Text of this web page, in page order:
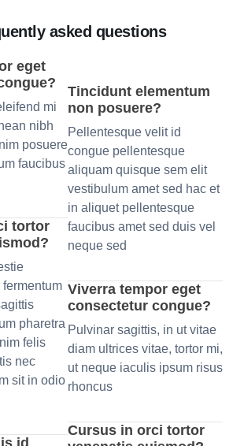
asked questions
eget
mi
nibh
posuere
faucibus
tortor
pharetra
felis
nec
sit in odio
id
Tincidunt elementum
non posuere?
Pellentesque velit id
congue pellentesque
aliquam quisque sem elit
vestibulum amet sed hac et
in aliquet pellentesque
faucibus amet sed duis vel
neque sed
Viverra tempor eget
consectetur congue?
Pulvinar sagittis, in ut vitae
diam ultrices vitae, tortor mi,
ut neque iaculis ipsum risus
rhoncus
Cursus in orci tortor